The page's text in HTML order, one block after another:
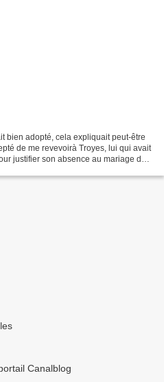
bien adopté, cela expliquait peut-être
de me revevoirà Troyes, lui qui avait
justifier son absence au mariage de
Canalblog